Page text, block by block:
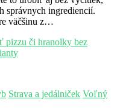
správnych ingrediencií.
väčšinu z…
pizzu či hranolky bez
Strava a jedálniček Voľný